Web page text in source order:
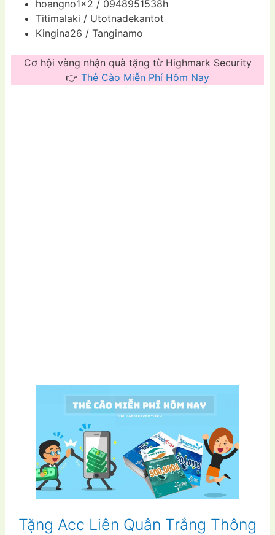
hoangno1x2 / 0948951538h
Titimalaki / Utotnadekantot
Kingina26 / Tanginamo
Cơ hội vàng nhận quà tặng từ Highmark Security
👉 Thẻ Cào Miễn Phí Hôm Nay
Tặng Acc Liên Quân Trắng Thông